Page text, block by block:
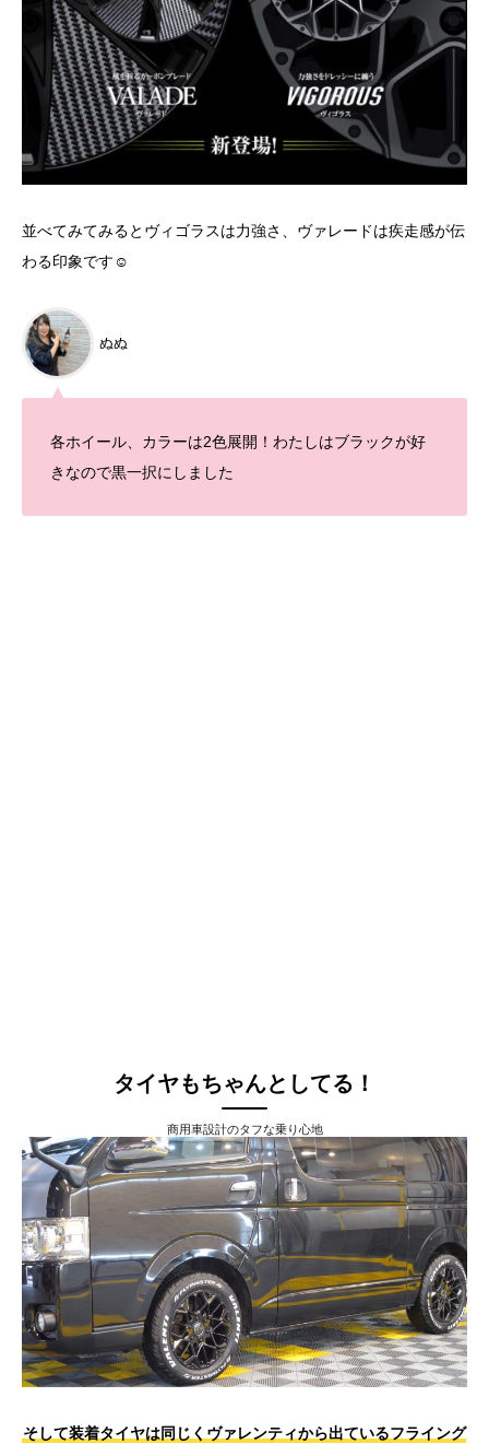
並べてみてみるとヴィゴラスは力強さ、ヴァレードは疾走感が伝
わる印象です☺
ぬぬ
各ホイール、カラーは2色展開！わたしはブラックが好
きなので黒一択にしました
タイヤもちゃんとしてる！
商用車設計のタフな乗り心地
そして装着タイヤは同じくヴァレンティから出ているフライング